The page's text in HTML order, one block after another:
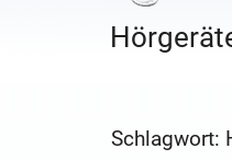
Schlagwort: